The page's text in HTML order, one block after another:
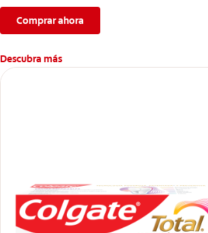
completa limpieza dental.
*Con el cepillado 2 veces por día y uso
semanas.
**Patentada en Estados Unidos.
Comprar ahora
Descubra más